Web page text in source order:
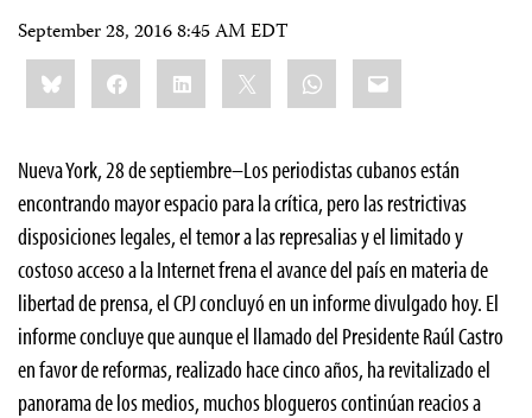
September 28, 2016 8:45 AM EDT
Share
this:BlueskyFacebookLinkedIn WhatsApp
Email
Nueva York, 28 de septiembre–Los periodistas cubanos están
encontrando mayor espacio para la crítica, pero las restrictivas
disposiciones legales, el temor a las represalias y el limitado y
costoso acceso a la Internet frena el avance del país en materia de
libertad de prensa, el CPJ concluyó en un informe divulgado hoy. El
informe concluye que aunque el llamado del Presidente Raúl Castro
en favor de reformas, realizado hace cinco años, ha revitalizado el
panorama de los medios, muchos blogueros continúan reacios a